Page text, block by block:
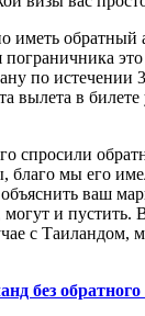
иметь обратный
это
по истечении
вылета в
спросили
благо мы его
ваш
могут и пустить.
с Таиландом,
без обратного